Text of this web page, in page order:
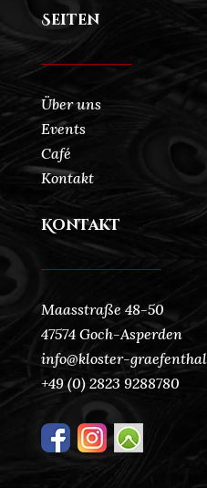
Seiten
Über uns
Events
Café
Kontakt
Kontakt
Maasstraße 48-50
47574 Goch-Asperden
info@kloster-
+49 (0) 2823 9288780